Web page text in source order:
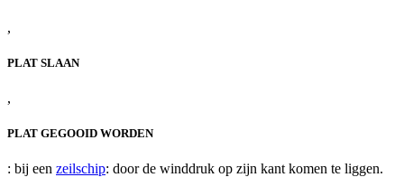
,
PLAT SLAAN
,
PLAT GEGOOID WORDEN
: bij een zeilschip: door de winddruk op zijn kant komen te liggen.